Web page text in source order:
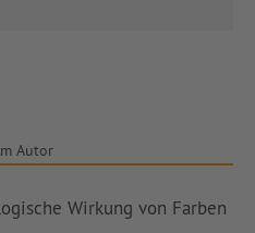
Autor
Wirkung von Farben